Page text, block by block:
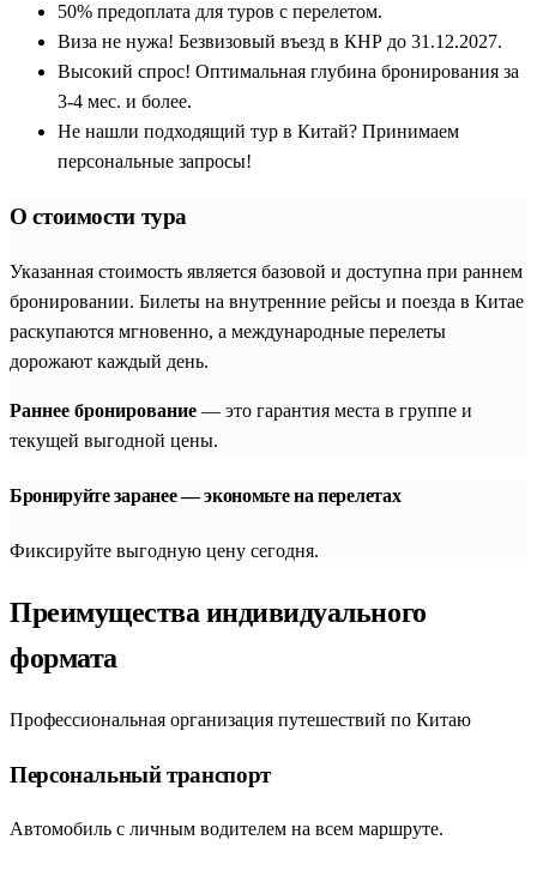
50% предоплата для туров с перелетом.
Виза не нужа! Безвизовый въезд в КНР до 31.12.2027.
Высокий спрос! Оптимальная глубина бронирования за
3-4 мес. и более.
Не нашли подходящий тур в Китай? Принимаем
персональные запросы!
О стоимости тура
Указанная стоимость является базовой и доступна при раннем
бронировании. Билеты на внутренние рейсы и поезда в Китае
раскупаются мгновенно, а международные перелеты
дорожают каждый день.
Раннее бронирование — это гарантия места в группе и
текущей выгодной цены.
Бронируйте заранее — экономьте на перелетах
Фиксируйте выгодную цену сегодня.
Преимущества индивидуального
формата
Профессиональная организация путешествий по Китаю
Персональный транспорт
Автомобиль с личным водителем на всем маршруте.